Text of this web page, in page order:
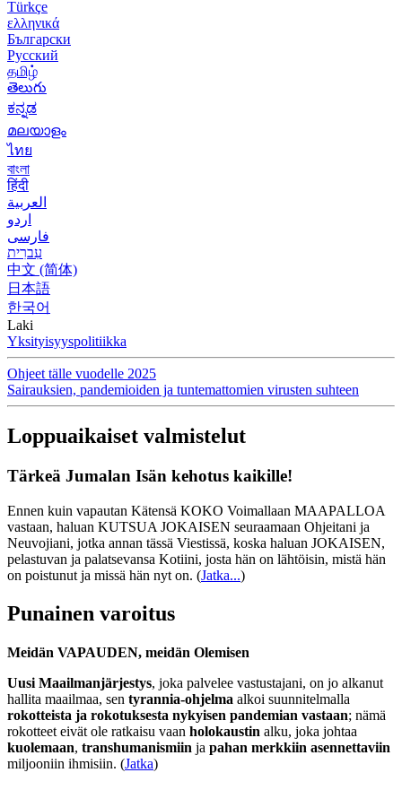
Türkçe
ελληνικά
Български
Русский
தமிழ்
తెలుగు
ಕನ್ನಡ
മലയാളം
ไทย
বাংলা
हिंदी
العربية
اردو
فارسی
עִברִית
中文 (简体)
日本語
한국어
Laki
Yksityisyyspolitiikka
Ohjeet tälle vuodelle 2025
Sairauksien, pandemioiden ja tuntemattomien virusten suhteen
Loppuaikaiset valmistelut
Tärkeä Jumalan Isän kehotus kaikille!
Ennen kuin vapautan Kätensä KOKO Voimallaan MAAPALLOA
vastaan, haluan KUTSUA JOKAISEN seuraamaan Ohjeitani ja
Neuvojiani, jotka annan tässä Viestissä, koska haluan JOKAISEN,
pelastuvan ja palatsevansa Kotiini, josta hän on lähtöisin, mistä hän
on poistunut ja missä hän nyt on. (Jatka...)
Punainen varoitus
Meidän VAPAUDEN, meidän Olemisen
Uusi Maailmanjärjestys, joka palvelee vastustajani, on jo alkanut
hallita maailmaa, sen tyrannia-ohjelma alkoi suunnitelmalla
rokotteista ja rokotuksesta nykyisen pandemian vastaan; nämä
rokotteet eivät ole ratkaisu vaan holokaustin alku, joka johtaa
kuolemaan, transhumanismiin ja pahan merkkiin asennettaviin
miljooniin ihmisiin. (Jatka)